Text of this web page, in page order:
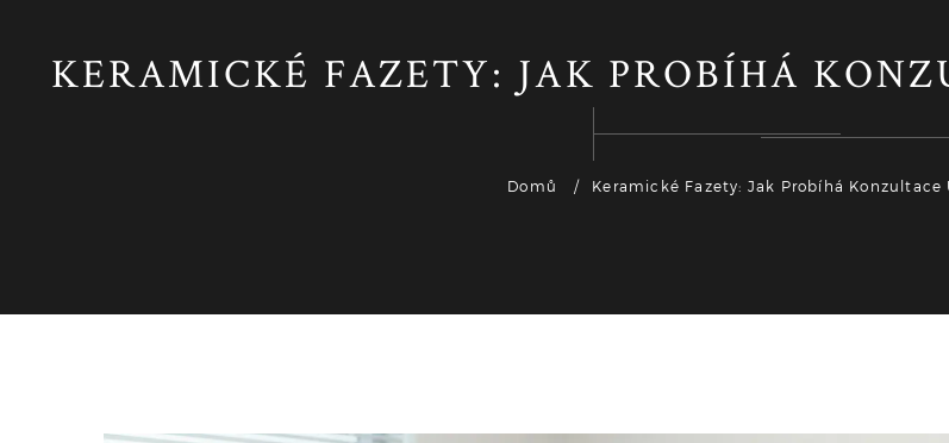
KERAMICKÉ FAZETY: JAK PROBÍHÁ
Domů Keramické Fazety: Jak Probíhá Konzultace